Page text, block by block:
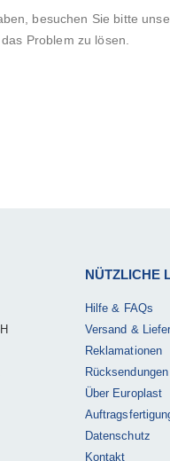
besuchen Sie bitte
Problem zu lösen.
NÜTZLICHE
Hilfe & FAQs
Versand &
Reklamationen
Rücksendungen
Über Europlast
Datenschutz
Kontakt